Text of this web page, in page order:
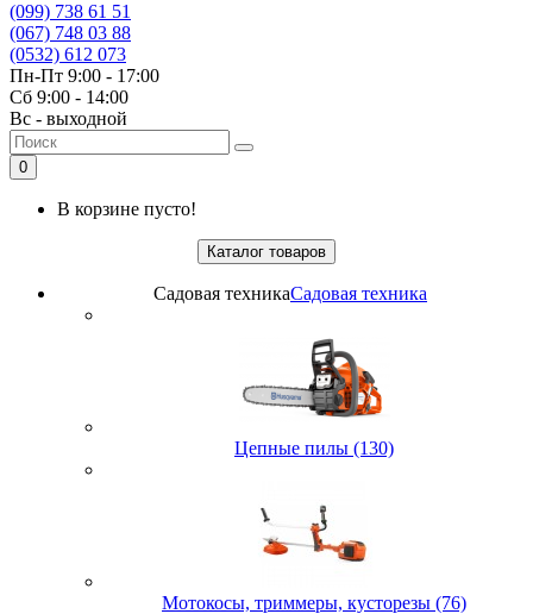
(099) 738 61 51
(067) 748 03 88
(0532) 612 073
Пн-Пт 9:00 - 17:00
Сб 9:00 - 14:00
Вс - выходной
0
В корзине пусто!
Каталог товаров
Садовая техникаСадовая техника
Цепные пилы (130)
Мотокосы, триммеры, кусторезы (76)